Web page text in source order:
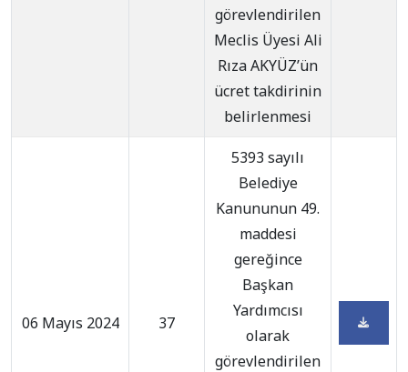
görevlendirilen
Meclis Üyesi Ali
Rıza AKYÜZ’ün
ücret takdirinin
belirlenmesi
06 Mayıs 2024 37
5393 sayılı
Belediye
Kanununun 49.
maddesi
gereğince
Başkan
Yardımcısı
olarak
görevlendirilen